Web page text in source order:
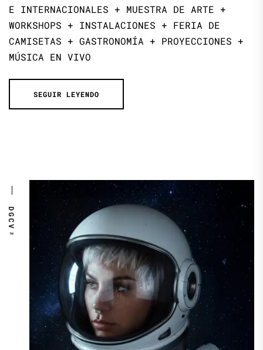
E INTERNACIONALES + MUESTRA DE ARTE +
WORKSHOPS + INSTALACIONES + FERIA DE
CAMISETAS + GASTRONOMÍA + PROYECCIONES +
MÚSICA EN VIVO
SEGUIR LEYENDO
DGCV™